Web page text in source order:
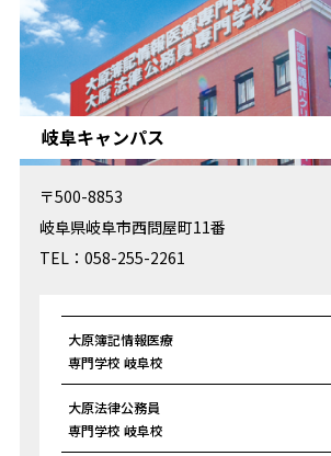
岐阜キャンパス
〒500-8853
岐阜県岐阜市西問屋町11番
TEL：058-255-2261
大原簿記情報医療
専門学校 岐阜校
大原法律公務員
専門学校 岐阜校